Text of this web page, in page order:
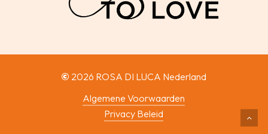
© 2026 ROSA DI LUCA Nederland
Algemene Voorwaarden
Privacy Beleid